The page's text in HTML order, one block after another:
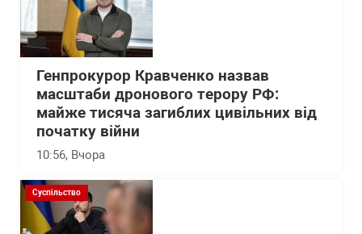
Генпрокурор Кравченко назвав
масштаби дронового терору РФ:
майже тисяча загиблих цивільних від
початку війни
10:56, Вчора
Суспільство